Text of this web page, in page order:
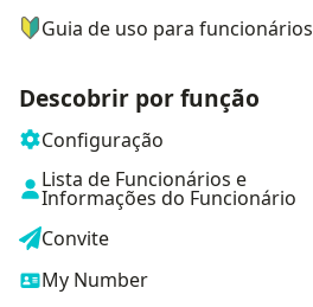
Guia de uso para funcionários
Descobrir por função
Configuração
Lista de Funcionários e
Informações do Funcionário
Convite
My Number